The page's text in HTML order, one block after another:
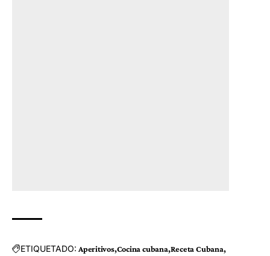
ETIQUETADO: Aperitivos Cocina cubana Receta Cubana